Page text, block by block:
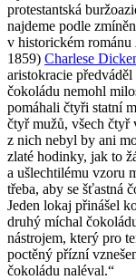
protestantská
najdeme podle
v historickém románu
1859) Charlese
aristokracie
čokoládu nemohl
pomáhali čtyři statní
čtyř mužů, všech čtyř
z nich nebyl by ani
zlaté hodinky, jak to
a ušlechtilému vzoru
třeba, aby se šťastná
Jeden lokaj přinášel
druhý míchal
nástrojem, který pro
poctěný přízní
čokoládu naléval.“